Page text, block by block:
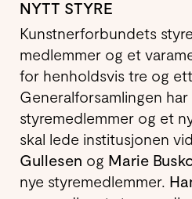
NYTT STYRE
Kunstnerforbundets
medlemmer og et
for henholdsvis tre og ett
Generalforsamlingen
styremedlemmer og et
skal lede institusjonen
Gullesen og Marie
nye styremedlemmer.